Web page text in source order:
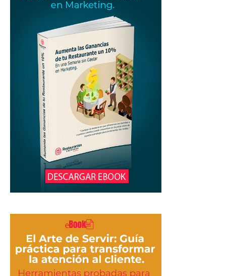
Restaurantes
|
Marketing
para
Restaurantes